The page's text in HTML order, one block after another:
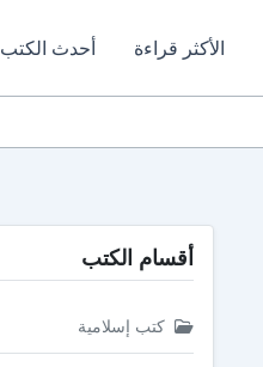
الأكثر قراءة أحدث الكتب
أقسام الكتب
كتب إسلامية